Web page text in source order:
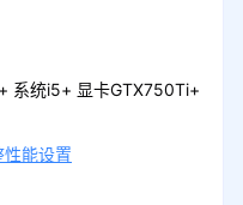
系统i5+ 显卡GTX750Ti+
能设置